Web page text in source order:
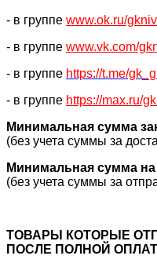
- в группе www.ok.ru/
- в группе www.vk.com/
- в группе https://t.me/
- в группе https://max.ru/
Минимальная сумма
(без учета суммы за
Минимальная сумма на
(без учета суммы за
ТОВАРЫ КОТОРЫЕ
ПОСЛЕ ПОЛНОЙ